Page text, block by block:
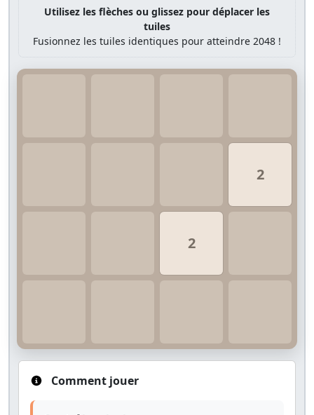
Utilisez les flèches ou glissez pour déplacer les
tuiles
Fusionnez les tuiles identiques pour atteindre 2048 !
2
2
Comment jouer